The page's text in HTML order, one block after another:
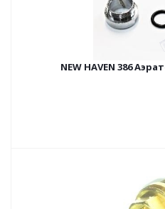
NEW HAVEN 386